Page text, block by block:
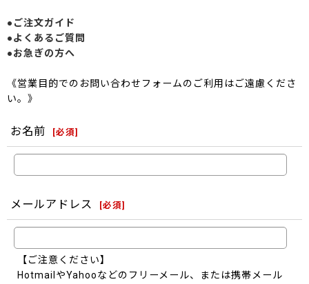
●ご注文ガイド
●よくあるご質問
●お急ぎの方へ
《営業目的でのお問い合わせフォームのご利用はご遠慮くださ
い。》
お名前 [必須]
メールアドレス [必須]
【ご注意ください】
HotmailやYahooなどのフリーメール、または携帯メール